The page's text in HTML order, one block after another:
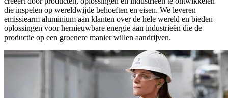
die inspelen op wereldwijde behoeften en eisen. We leveren
emissiearm aluminium aan klanten over de hele wereld en bieden
oplossingen voor hernieuwbare energie aan industrieën die de
productie op een groenere manier willen aandrijven.